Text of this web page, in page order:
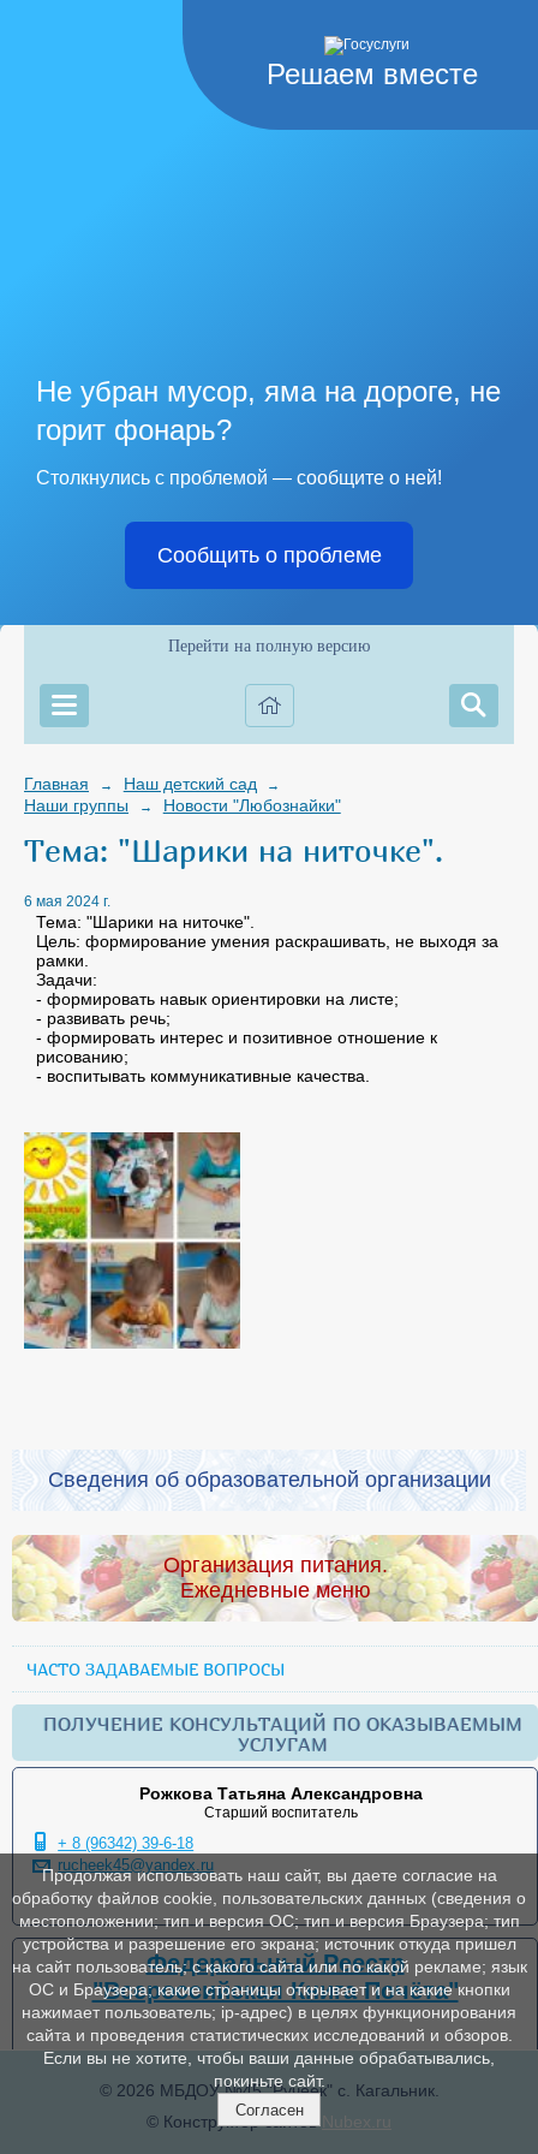
Решаем вместе
Не убран мусор, яма на дороге, не
горит фонарь?
Столкнулись с проблемой — сообщите о ней!
Сообщить о проблеме
Перейти на полную версию
Главная → Наш детский сад →
Наши группы → Новости "Любознайки"
Тема: "Шарики на ниточке".
6 мая 2024 г.
Тема: "Шарики на ниточке".
Цель: формирование умения раскрашивать, не выходя за
рамки.
Задачи:
- формировать навык ориентировки на листе;
- развивать речь;
- формировать интерес и позитивное отношение к
рисованию;
- воспитывать коммуникативные качества.
Сведения об образовательной организации
Организация питания.
Ежедневные меню
ЧАСТО ЗАДАВАЕМЫЕ ВОПРОСЫ
ПОЛУЧЕНИЕ КОНСУЛЬТАЦИЙ ПО ОКАЗЫВАЕМЫМ
УСЛУГАМ
Рожкова Татьяна Александровна
Старший воспитатель
+ 8 (96342) 39-6-18
rucheek45@yandex.ru
Федеральный Реестр
"Всероссийская Книга Почёта"
© 2026 МБДОУ №45 "Ручеек" с. Кагальник.
© Конструктор сайтов Nubex.ru
Продолжая использовать наш сайт, вы даете согласие на
обработку файлов cookie, пользовательских данных (сведения о
местоположении; тип и версия ОС; тип и версия Браузера; тип
устройства и разрешение его экрана; источник откуда пришел
на сайт пользователь; с какого сайта или по какой рекламе; язык
ОС и Браузера; какие страницы открывает и на какие кнопки
нажимает пользователь; ip-адрес) в целях функционирования
сайта и проведения статистических исследований и обзоров.
Если вы не хотите, чтобы ваши данные обрабатывались,
покиньте сайт.
Согласен